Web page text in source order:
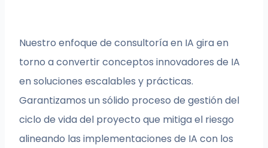
Nuestro enfoque de consultoría en IA gira en
torno a convertir conceptos innovadores de IA
en soluciones escalables y prácticas.
Garantizamos un sólido proceso de gestión del
ciclo de vida del proyecto que mitiga el riesgo
alineando las implementaciones de IA con los